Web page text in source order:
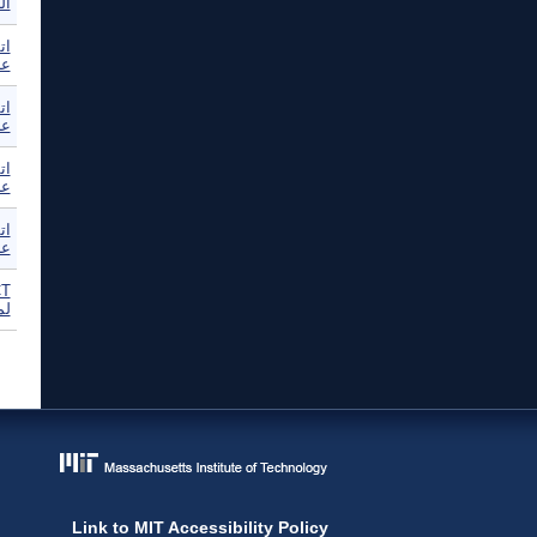
Link to MIT Accessibility Policy